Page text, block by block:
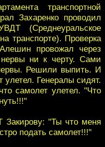
транспортной
Захаренко проводил
(Среднеуральское
транспорте). Проверка
провожал через
ни к черту. Сами
Решили выпить. И
Генералы сидят.
самолет улетел. "Что
Закирову: "Ты что меня
подать самолет!!!"